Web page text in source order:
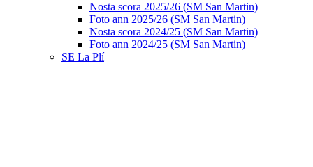
Nosta scora 2025/26 (SM San Martin)
Foto ann 2025/26 (SM San Martin)
Nosta scora 2024/25 (SM San Martin)
Foto ann 2024/25 (SM San Martin)
SE La Plí